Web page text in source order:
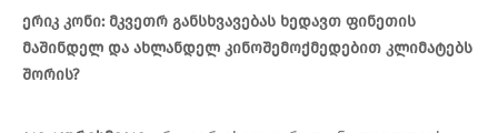
ერიკ კონი: მკვეთრ განსხვავებას ხედავთ ფინეთის
მაშინდელ და ახლანდელ კინოშემოქმედებით კლიმატებს
შორის?